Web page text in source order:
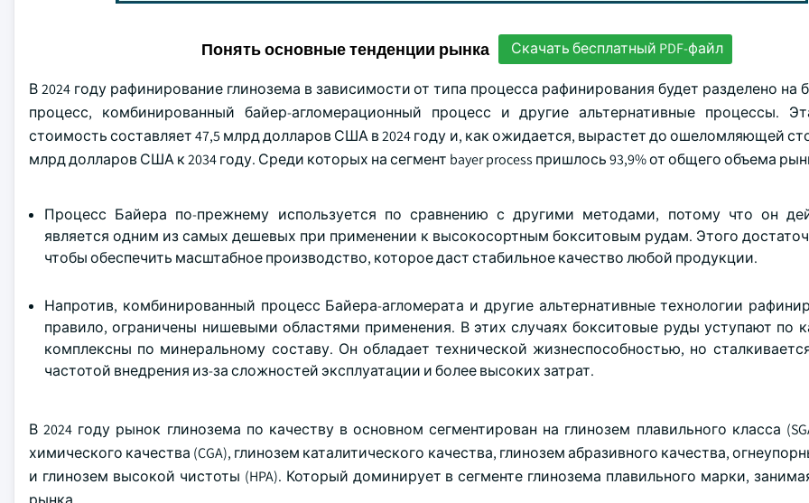
Понять основные тенденции рынка Скачать бесплатный PDF-файл
В 2024 году рафинирование глинозема в зависимости от типа процесса рафинирования будет разделено на
процесс, комбинированный байер-агломерационный процесс и другие альтернативные процессы.
стоимость составляет 47,5 млрд долларов США в 2024 году и, как ожидается, вырастет до ошеломляющей
млрд долларов США к 2034 году. Среди которых на сегмент bayer process пришлось 93,9% от общего объема
Процесс Байера по-прежнему используется по сравнению с другими методами, потому что он
является одним из самых дешевых при применении к высокосортным бокситовым рудам. Этого
чтобы обеспечить масштабное производство, которое даст стабильное качество любой продукции.
Напротив, комбинированный процесс Байера-агломерата и другие альтернативные технологии
правило, ограничены нишевыми областями применения. В этих случаях бокситовые руды уступают по
комплексны по минеральному составу. Он обладает технической жизнеспособностью, но
частотой внедрения из-за сложностей эксплуатации и более высоких затрат.
В 2024 году рынок глинозема по качеству в основном сегментирован на глинозем плавильного класса
химического качества (CGA), глинозем каталитического качества, глинозем абразивного качества,
и глинозем высокой чистоты (HPA). Который доминирует в сегменте глинозема плавильного марки,